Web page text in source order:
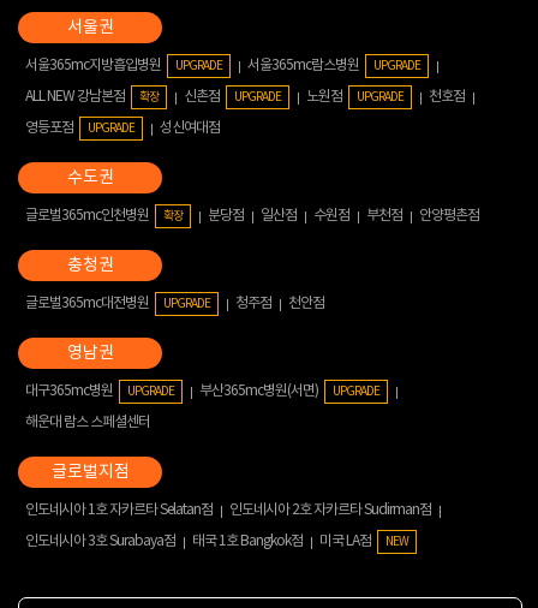
서울365mc지방흡입병원 UPGRADE 서울365mc람스병원 UPGRADE
ALL NEW 강남본점 확장 신촌점 UPGRADE 노원점 UPGRADE
천호점
영등포점
UPGRADE 성신여대점
글로벌365mc인천병원 확장 분당점 일산점 수원점 부천점 안양평촌점
글로벌365mc대전병원 UPGRADE 청주점 천안점
대구365mc병원 UPGRADE 부산365mc병원(서면) UPGRADE
해운대 람스 스페셜센터
인도네시아 1호 자카르타 Selatan점
인도네시아 2호 자카르타 Sudirman점
인도네시아 3호 Surabaya점
태국 1호 Bangkok점 미국 LA점 NEW